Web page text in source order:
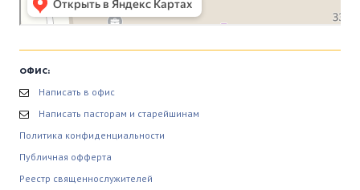
ОФИС:
Написать в офис
Написать пасторам и старейшинам
Политика конфиденциальности
Публичная офферта
Реестр священнослужителей